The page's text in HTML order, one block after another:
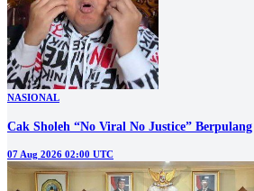
NASIONAL
Cak Sholeh “No Viral No Justice” Berpulang
07 Aug 2026 02:00 UTC